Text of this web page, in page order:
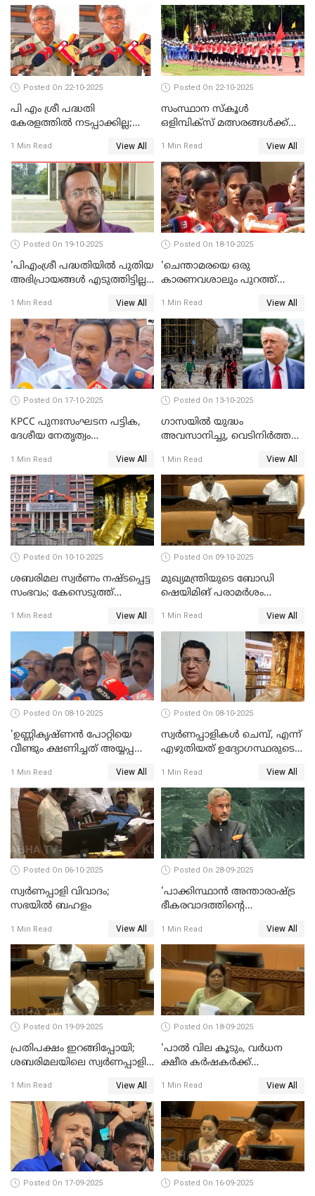
Posted On 22-10-2025
പി എം ശ്രീ പദ്ധതി
കേരളത്തില്‍ നടപ്പാക്കില്ല;
VIDEO
1 Min Read View All
Posted On 22-10-2025
സംസ്ഥാന സ്‌കൂള്‍
ഒളിമ്പിക്‌സ് മത്സരങ്ങള്‍ക്ക്
1 Min Read View All
Posted On 19-10-2025
'പിഎംശ്രീ പദ്ധതിയില്‍ പുതിയ
അഭിപ്രായങ്ങള്‍ എടുത്തിട്ടില്ല';
1 Min Read View All
Posted On 18-10-2025
'ചെന്താമരയെ ഒരു
കാരണവശാലും പുറത്ത്
തങ്ങള്‍ക്ക് ഭയമാണ്';
സജിതയുടെ പെണ്‍മക്കള്‍
WATCH VIDEO
1 Min Read View All
Posted On 17-10-2025
KPCC പുനഃസംഘടന പട്ടിക,
ദേശീയ നേതൃത്വം
ഡി സതീശന്‍ WATCH VIDEO
1 Min Read View All
Posted On 13-10-2025
ഗാസയില്‍ യുദ്ധം
അവസാനിച്ചു, വെടിനിര്‍ത്തല്‍
1 Min Read View All
Posted On 10-10-2025
ശബരിമല സ്വര്‍ണം നഷ്ടപ്പെട്ട
സംഭവം; കേസെടുത്ത്
ഉത്തരവിട്ട് ഹൈക്കോടതി
WATCH VIDEO
1 Min Read View All
Posted On 09-10-2025
മുഖ്യമന്ത്രിയുടെ ബോഡി
ഷെയിമിങ് പരാമര്‍ശം
പ്രതിപക്ഷം WATCH VIDEO
1 Min Read View All
Posted On 08-10-2025
'ഉണ്ണികൃഷ്ണന്‍ പോറ്റിയെ
വീണ്ടും ക്ഷണിച്ചത് അയ്യപ്പ
അടിച്ചുമാറ്റാനാണെന്ന്
സംശയമുണ്ട്'; വി ഡി
സതീശൻ
1 Min Read View All
Posted On 08-10-2025
സ്വർണപ്പാളികൾ ചെമ്പ്, എന്ന്
എഴുതിയത് ഉദ്യോഗസ്ഥരുടെ
ടി.കെ.രാജഗോപാല്‍
1 Min Read View All
Posted On 06-10-2025
സ്വർണപ്പാളി വിവാദം;
സഭയിൽ ബഹളം
1 Min Read View All
Posted On 28-09-2025
'പാക്കിസ്ഥാന്‍ അന്താരാഷ്ട്ര
ഭീകരവാദത്തിന്റെ
ജയശങ്കര്‍
1 Min Read View All
Posted On 19-09-2025
പ്രതിപക്ഷം ഇറങ്ങിപ്പോയി;
ശബരിമലയിലെ സ്വർണപ്പാളി
പ്രമേയത്തിന് അനുമതിയില്ല
WATCH VIDEO
1 Min Read View All
Posted On 18-09-2025
'പാൽ വില കൂടും, വർധന
ക്ഷീര കർഷകർക്ക്
ജെ ചിഞ്ചുറാണി
1 Min Read View All
Posted On 17-09-2025 Posted On 16-09-2025